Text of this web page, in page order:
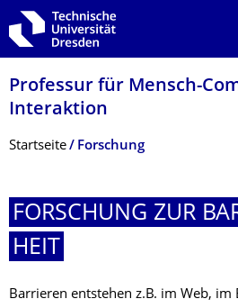
Zur Hauptnavigation springen
Zur Suche springen
Zum Inhalt springen
Professur für Mensch-
Interaktion
Breadcrumb-Menü
Startseite Forschung
FORSCHUNG ZUR
HEIT
Barrieren entstehen z.B. im Web, im